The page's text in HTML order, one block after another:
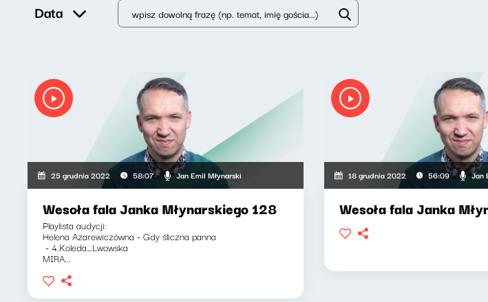
Data
25 grudnia 2022 58:07 Jan Emil Młynarski
Wesoła fala Janka Młynarskiego 128
Playlista audycji:
Helena Azarewiczówna - Gdy śliczna panna
- 4.Koleda_Lwowska
MIRA...
18 grudnia 2022 56:09 Jan
Wesoła fala Janka